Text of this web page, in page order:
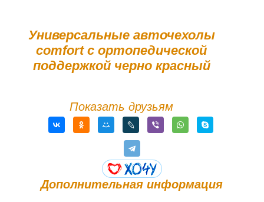
Универсальные авточехолы
comfort с ортопедической
поддержкой черно красный
Показать друзьям
Дополнительная информация